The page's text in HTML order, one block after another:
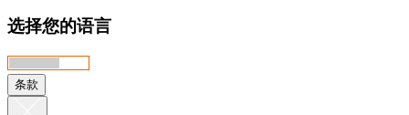
选择您的语言
条款